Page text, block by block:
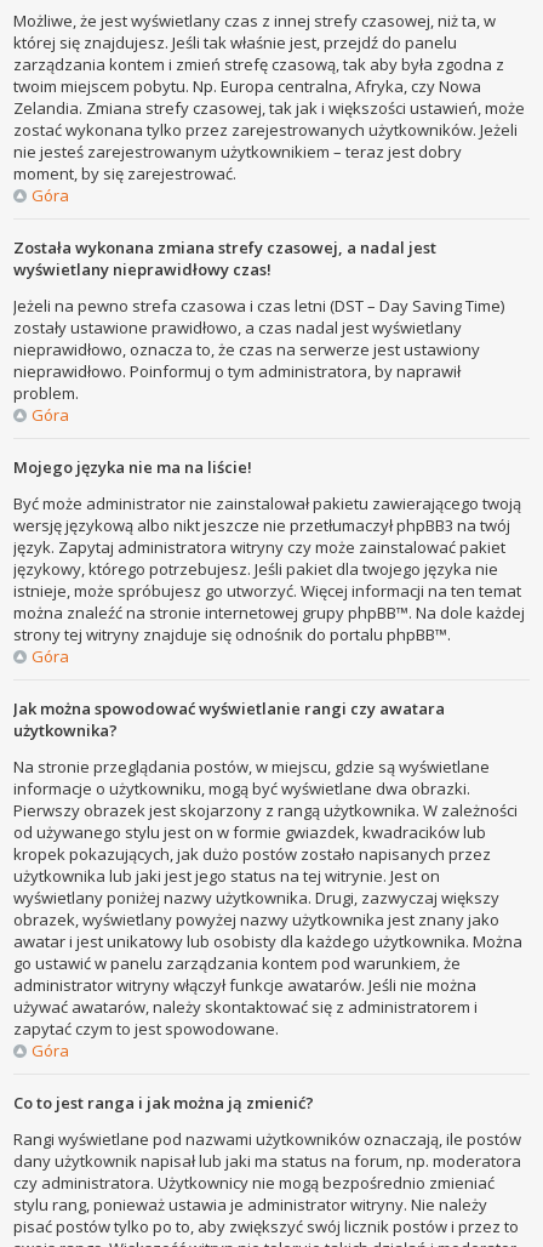
Możliwe, że jest wyświetlany czas z innej strefy czasowej, niż ta, w
której się znajdujesz. Jeśli tak właśnie jest, przejdź do panelu
zarządzania kontem i zmień strefę czasową, tak aby była zgodna z
twoim miejscem pobytu. Np. Europa centralna, Afryka, czy Nowa
Zelandia. Zmiana strefy czasowej, tak jak i większości ustawień, może
zostać wykonana tylko przez zarejestrowanych użytkowników. Jeżeli
nie jesteś zarejestrowanym użytkownikiem – teraz jest dobry
moment, by się zarejestrować.
Góra
Została wykonana zmiana strefy czasowej, a nadal jest
wyświetlany nieprawidłowy czas!
Jeżeli na pewno strefa czasowa i czas letni (DST – Day Saving Time)
zostały ustawione prawidłowo, a czas nadal jest wyświetlany
nieprawidłowo, oznacza to, że czas na serwerze jest ustawiony
nieprawidłowo. Poinformuj o tym administratora, by naprawił
problem.
Góra
Mojego języka nie ma na liście!
Być może administrator nie zainstalował pakietu zawierającego twoją
wersję językową albo nikt jeszcze nie przetłumaczył phpBB3 na twój
język. Zapytaj administratora witryny czy może zainstalować pakiet
językowy, którego potrzebujesz. Jeśli pakiet dla twojego języka nie
istnieje, może spróbujesz go utworzyć. Więcej informacji na ten temat
można znaleźć na stronie internetowej grupy phpBB™. Na dole każdej
strony tej witryny znajduje się odnośnik do portalu phpBB™.
Góra
Jak można spowodować wyświetlanie rangi czy awatara
użytkownika?
Na stronie przeglądania postów, w miejscu, gdzie są wyświetlane
informacje o użytkowniku, mogą być wyświetlane dwa obrazki.
Pierwszy obrazek jest skojarzony z rangą użytkownika. W zależności
od używanego stylu jest on w formie gwiazdek, kwadracików lub
kropek pokazujących, jak dużo postów zostało napisanych przez
użytkownika lub jaki jest jego status na tej witrynie. Jest on
wyświetlany poniżej nazwy użytkownika. Drugi, zazwyczaj większy
obrazek, wyświetlany powyżej nazwy użytkownika jest znany jako
awatar i jest unikatowy lub osobisty dla każdego użytkownika. Można
go ustawić w panelu zarządzania kontem pod warunkiem, że
administrator witryny włączył funkcje awatarów. Jeśli nie można
używać awatarów, należy skontaktować się z administratorem i
zapytać czym to jest spowodowane.
Góra
Co to jest ranga i jak można ją zmienić?
Rangi wyświetlane pod nazwami użytkowników oznaczają, ile postów
dany użytkownik napisał lub jaki ma status na forum, np. moderatora
czy administratora. Użytkownicy nie mogą bezpośrednio zmieniać
stylu rang, ponieważ ustawia je administrator witryny. Nie należy
pisać postów tylko po to, aby zwiększyć swój licznik postów i przez to